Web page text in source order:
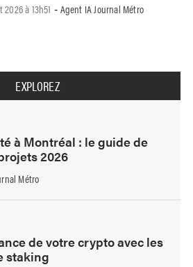
2026 à 13h51 - Agent IA Journal Métro
EXPLOREZ
à Montréal : le guide de
2026
Métro
de votre crypto avec les
staking